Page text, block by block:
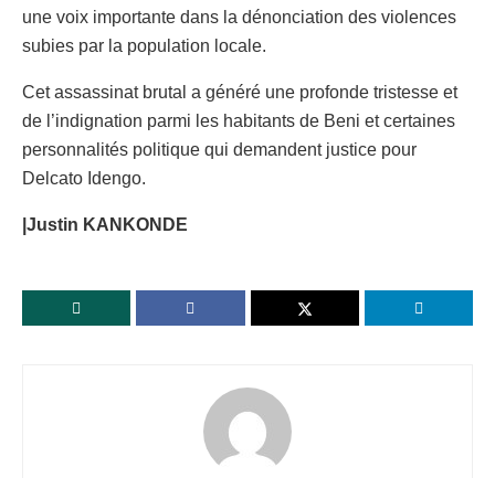
une voix importante dans la dénonciation des violences
subies par la population locale.
Cet assassinat brutal a généré une profonde tristesse et
de l’indignation parmi les habitants de Beni et certaines
personnalités politique qui demandent justice pour
Delcato Idengo.
|Justin KANKONDE